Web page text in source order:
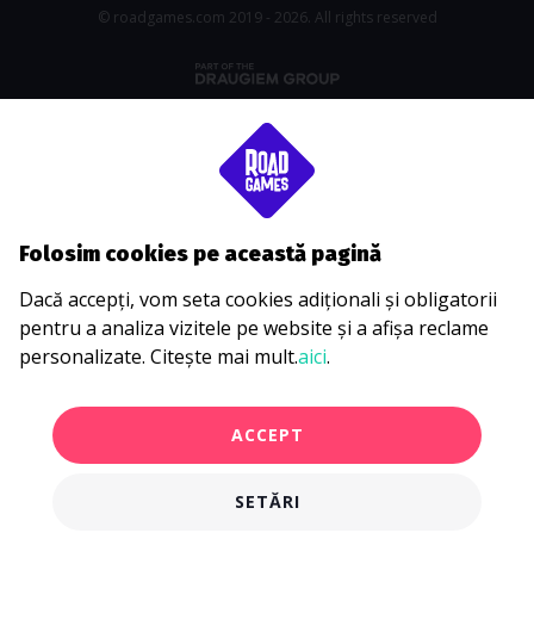
© roadgames.com 2019 - 2026. All rights reserved
Folosim cookies pe această pagină
Dacă accepți, vom seta cookies adiționali și obligatorii
pentru a analiza vizitele pe website și a afișa reclame
personalizate. Citește mai mult.aici.
ACCEPT
SETĂRI